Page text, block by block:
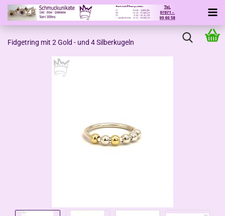
Fidgetring mit 2 Gold - und 4 Silberkugeln